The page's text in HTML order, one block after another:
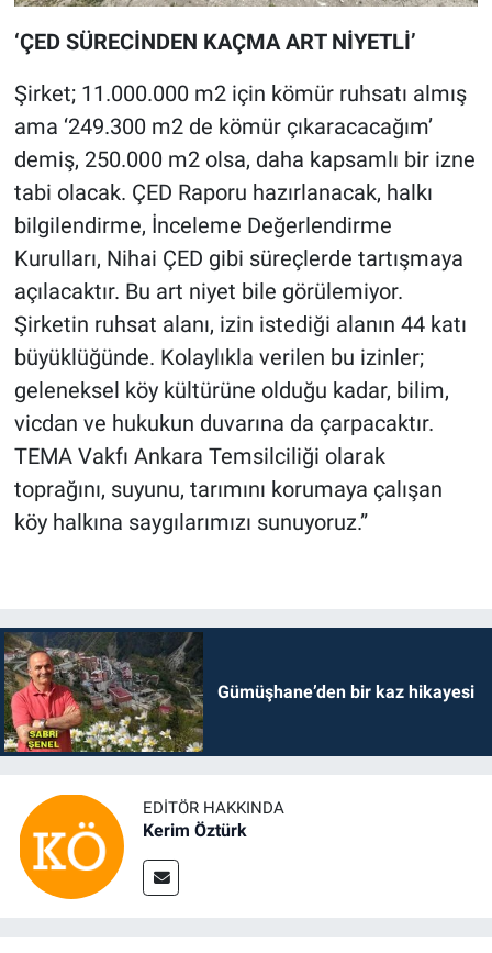
‘ÇED SÜRECİNDEN KAÇMA ART NİYETLİ’
Şirket; 11.000.000 m2 için kömür ruhsatı almış
ama ‘249.300 m2 de kömür çıkaracacağım’
demiş, 250.000 m2 olsa, daha kapsamlı bir izne
tabi olacak. ÇED Raporu hazırlanacak, halkı
bilgilendirme, İnceleme Değerlendirme
Kurulları, Nihai ÇED gibi süreçlerde tartışmaya
açılacaktır. Bu art niyet bile görülemiyor.
Şirketin ruhsat alanı, izin istediği alanın 44 katı
büyüklüğünde. Kolaylıkla verilen bu izinler;
geleneksel köy kültürüne olduğu kadar, bilim,
vicdan ve hukukun duvarına da çarpacaktır.
TEMA Vakfı Ankara Temsilciliği olarak
toprağını, suyunu, tarımını korumaya çalışan
köy halkına saygılarımızı sunuyoruz.”
Gümüşhane’den bir kaz hikayesi
EDITÖR HAKKINDA
Kerim Öztürk